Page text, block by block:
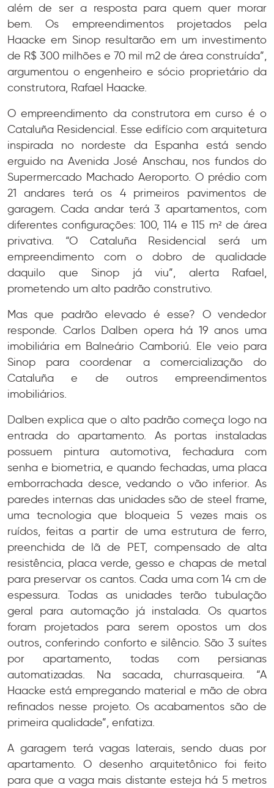
além de ser a resposta para quem quer morar
bem. Os empreendimentos projetados pela
Haacke em Sinop resultarão em um investimento
de R$ 300 milhões e 70 mil m2 de área construída”,
argumentou o engenheiro e sócio proprietário da
construtora, Rafael Haacke.
O empreendimento da construtora em curso é o
Cataluña Residencial. Esse edifício com arquitetura
inspirada no nordeste da Espanha está sendo
erguido na Avenida José Anschau, nos fundos do
Supermercado Machado Aeroporto. O prédio com
21 andares terá os 4 primeiros pavimentos de
garagem. Cada andar terá 3 apartamentos, com
diferentes configurações: 100, 114 e 115 m² de área
privativa. “O Cataluña Residencial será um
empreendimento com o dobro de qualidade
daquilo que Sinop já viu”, alerta Rafael,
prometendo um alto padrão construtivo.
Mas que padrão elevado é esse? O vendedor
responde. Carlos Dalben opera há 19 anos uma
imobiliária em Balneário Camboriú. Ele veio para
Sinop para coordenar a comercialização do
Cataluña e de outros empreendimentos
imobiliários.
Dalben explica que o alto padrão começa logo na
entrada do apartamento. As portas instaladas
possuem pintura automotiva, fechadura com
senha e biometria, e quando fechadas, uma placa
emborrachada desce, vedando o vão inferior. As
paredes internas das unidades são de steel frame,
uma tecnologia que bloqueia 5 vezes mais os
ruídos, feitas a partir de uma estrutura de ferro,
preenchida de lã de PET, compensado de alta
resistência, placa verde, gesso e chapas de metal
para preservar os cantos. Cada uma com 14 cm de
espessura. Todas as unidades terão tubulação
geral para automação já instalada. Os quartos
foram projetados para serem opostos um dos
outros, conferindo conforto e silêncio. São 3 suítes
por apartamento, todas com persianas
automatizadas. Na sacada, churrasqueira. “A
Haacke está empregando material e mão de obra
refinados nesse projeto. Os acabamentos são de
primeira qualidade”, enfatiza.
A garagem terá vagas laterais, sendo duas por
apartamento. O desenho arquitetônico foi feito
para que a vaga mais distante esteja há 5 metros